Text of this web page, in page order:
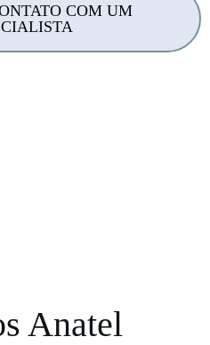
COM UM
Anatel